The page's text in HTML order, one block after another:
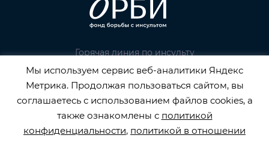
Горячая линия по инсульту
8 800 707 52 29
info@orbifond.ru
Мы используем сервис веб-аналитики Яндекс
Метрика. Продолжая пользоваться сайтом, вы
соглашаетесь с использованием файлов cookies, а
также ознакомлены с политикой
конфиденциальности, политикой в отношении